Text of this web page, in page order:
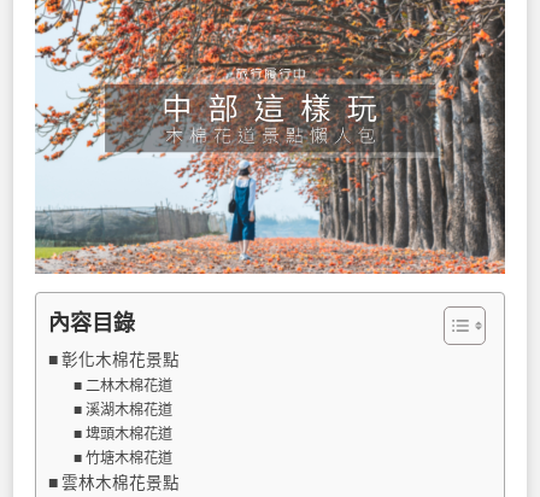
內容目錄
彰化木棉花景點
二林木棉花道
溪湖木棉花道
埤頭木棉花道
竹塘木棉花道
雲林木棉花景點